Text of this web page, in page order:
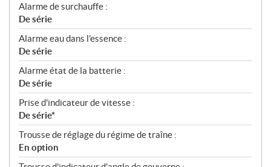
Alarme de surchauffe :
De série
Alarme eau dans l'essence :
De série
Alarme état de la batterie :
De série
Prise d'indicateur de vitesse :
De série*
Trousse de réglage du régime de traîne :
En option